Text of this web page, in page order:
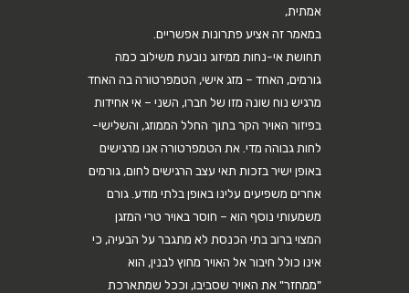
אמתית,
במאמר זה אציע פתרונות אפשריים.
תחושת אי-נחות ממיזוג נובעת משילוב כמה
גורמים, האחד – מזג אישי, הטמפרטורה בה האחד
מרגיש נוח שונה מזו של חברו, השני – אי אחידות
בפיזור האויר הקר בתוך החלל הממוזג, והשלישי-
לחות גבוהה מדי. את הטמפרטורה אנו מרגישים
באופן ישיר בזכות תאי עצב הרגישים לחום, גורמים
אחרים משפיעים עלינו באופן בלתי מודע. גורם
משמעותי נוסף הוא – חוסר באויר טרי המזגן
המצוי ברוב בתי הכנסת לא מתגבר על הבעיה, כי
אינו כולל חיבור אל האויר מחוץ לבנין, הוא
"ממחזר" את האויר שסביבו, וככל שמתארכת